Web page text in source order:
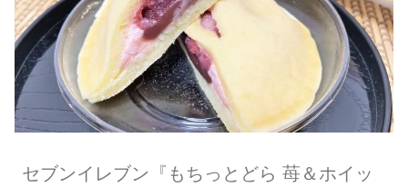
セブンイレブン『もちっとどら 苺＆ホイッ